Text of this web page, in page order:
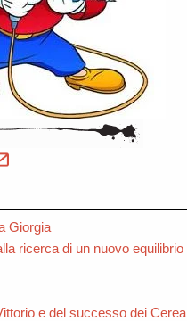
Giorgia
ricerca di un nuovo equilibrio
e del successo dei Cerea